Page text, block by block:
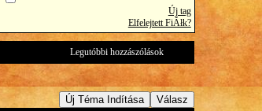
Új tag
Elfelejtett FiĂłk?
Legutóbbi hozzászólások
Új Téma Indítása Válasz